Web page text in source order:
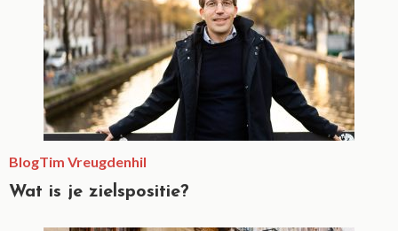
BlogTim Vreugdenhil
Wat is je zielspositie?